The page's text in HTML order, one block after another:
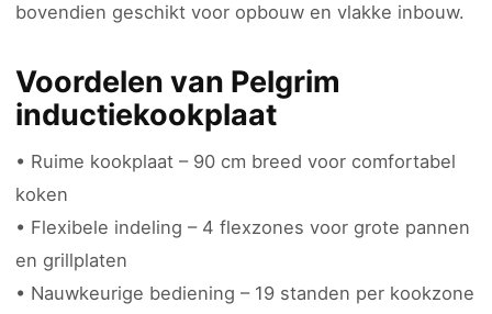
bovendien geschikt voor opbouw en vlakke inbouw.
Voordelen van Pelgrim
inductiekookplaat
• Ruime kookplaat – 90 cm breed voor comfortabel
koken
• Flexibele indeling – 4 flexzones voor grote pannen
en grillplaten
• Nauwkeurige bediening – 19 standen per kookzone